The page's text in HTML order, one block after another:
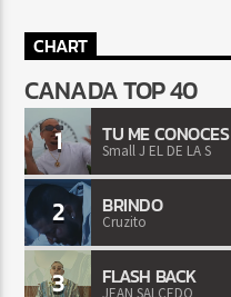
CHART
CANADA TOP 40
1 TU ME CONOCES
Small J EL DE LA S
2 BRINDO
Cruzito
3 FLASH BACK
JEAN SALCEDO